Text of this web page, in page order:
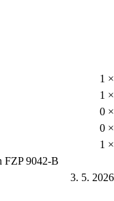
1 ×
1 ×
0 ×
0 ×
1 ×
FZP 9042-B
3. 5. 2026